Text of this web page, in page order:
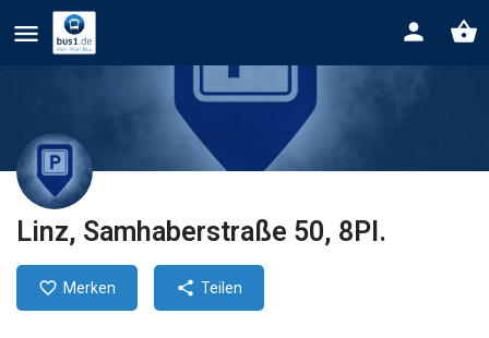
Linz, Samhaberstraße 50, 8Pl.
Merken Teilen